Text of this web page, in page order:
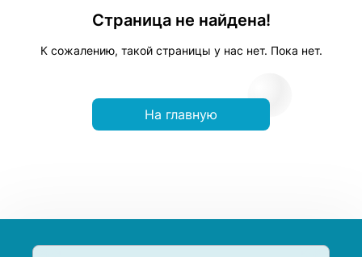
Страница не найдена!
К сожалению, такой страницы у нас нет. Пока нет.
На главную